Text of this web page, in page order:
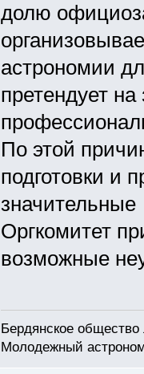
долю
астрономии
претендует
По этой
подготовки и
Оргкомитет
возможные
Бердянское
Молодежный